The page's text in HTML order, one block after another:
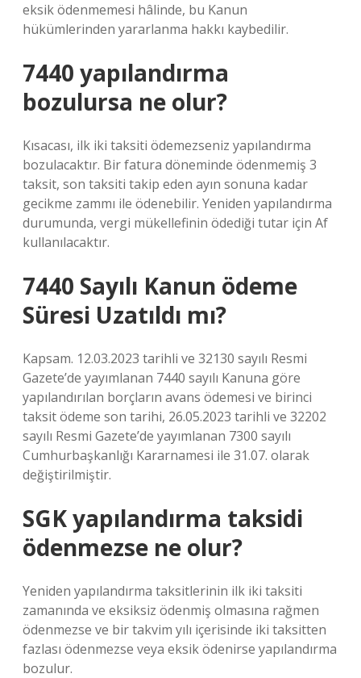
eksik ödenmemesi hâlinde, bu Kanun
hükümlerinden yararlanma hakkı kaybedilir.
7440 yapılandırma
bozulursa ne olur?
Kısacası, ilk iki taksiti ödemezseniz yapılandırma
bozulacaktır. Bir fatura döneminde ödenmemiş 3
taksit, son taksiti takip eden ayın sonuna kadar
gecikme zammı ile ödenebilir. Yeniden yapılandırma
durumunda, vergi mükellefinin ödediği tutar için Af
kullanılacaktır.
7440 Sayılı Kanun ödeme
Süresi Uzatıldı mı?
Kapsam. 12.03.2023 tarihli ve 32130 sayılı Resmi
Gazete’de yayımlanan 7440 sayılı Kanuna göre
yapılandırılan borçların avans ödemesi ve birinci
taksit ödeme son tarihi, 26.05.2023 tarihli ve 32202
sayılı Resmi Gazete’de yayımlanan 7300 sayılı
Cumhurbaşkanlığı Kararnamesi ile 31.07. olarak
değiştirilmiştir.
SGK yapılandırma taksidi
ödenmezse ne olur?
Yeniden yapılandırma taksitlerinin ilk iki taksiti
zamanında ve eksiksiz ödenmiş olmasına rağmen
ödenmezse ve bir takvim yılı içerisinde iki taksitten
fazlası ödenmezse veya eksik ödenirse yapılandırma
bozulur.